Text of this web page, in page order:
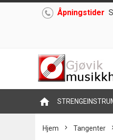
Hoppe Åpningstider
home
Hjem Tangenter